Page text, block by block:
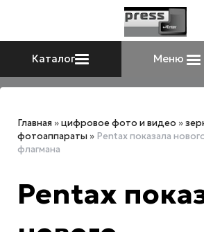
Каталог Меню
Главная »цифровое фото и видео »
фотоаппараты » Pentax показала
флагмана
Pentax